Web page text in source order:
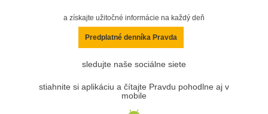
a získajte užitočné informácie na každý deň
Predplatné denníka Pravda
sledujte naše sociálne siete
stiahnite si aplikáciu a čítajte Pravdu pohodlne aj v
mobile